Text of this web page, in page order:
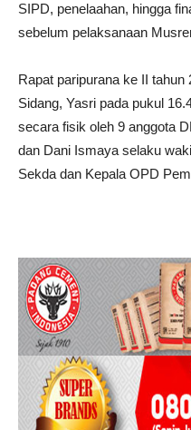
SIPD, penelaahan, hingga
sebelum pelaksanaan
Rapat paripurana ke II
Sidang, Yasri pada pukul
secara fisik oleh 9 anggota
dan Dani Ismaya selaku
Sekda dan Kepala OPD